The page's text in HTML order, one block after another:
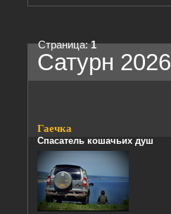
Сатурн 2026
Страница:1
Гаечка
Спасатель кошачьих душ